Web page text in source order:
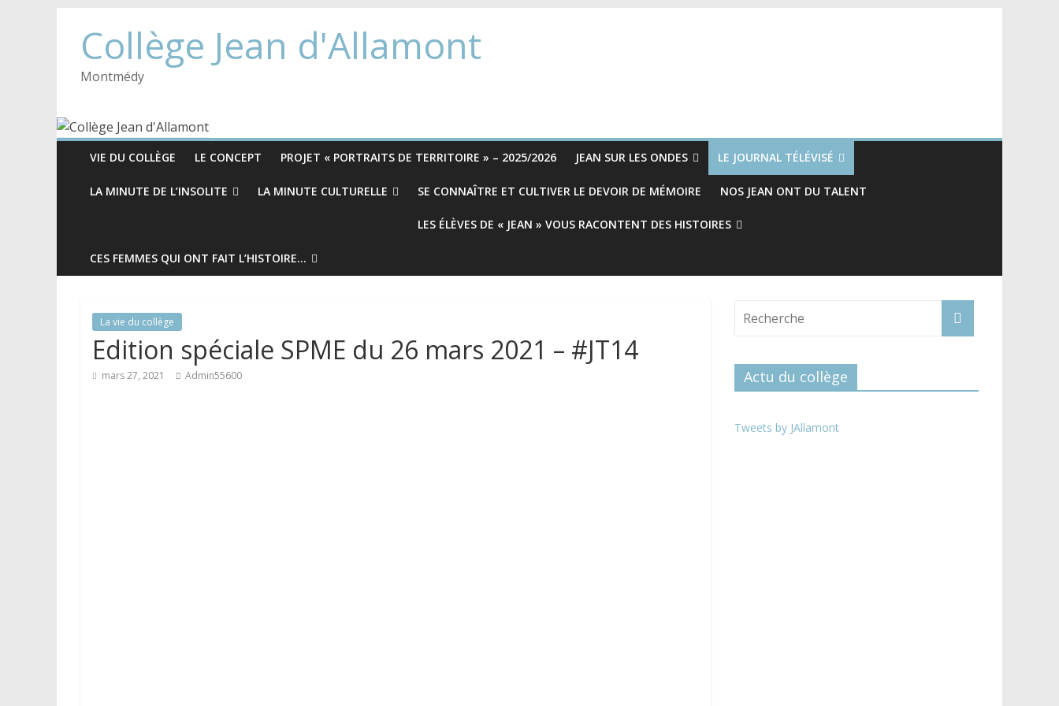
Collège Jean d'Allamont
Montmédy
VIE DU COLLÈGE LE CONCEPT PROJET « PORTRAITS DE TERRITOIRE » – 2025/2026 JEAN SUR LES ONDES LE JOURNAL TÉLÉVISÉ
LA MINUTE DE L’INSOLITE LA MINUTE CULTURELLE SE CONNAÎTRE ET CULTIVER LE DEVOIR DE MÉMOIRE NOS JEAN ONT DU TALENT
LES ÉLÈVES DE « JEAN » VOUS RACONTENT DES HISTOIRES
CES FEMMES QUI ONT FAIT L’HISTOIRE…
La vie du collège
Edition spéciale SPME du 26 mars 2021 – #JT14
mars 27, 2021 Admin55600 Actu du collège
Tweets by JAllamont